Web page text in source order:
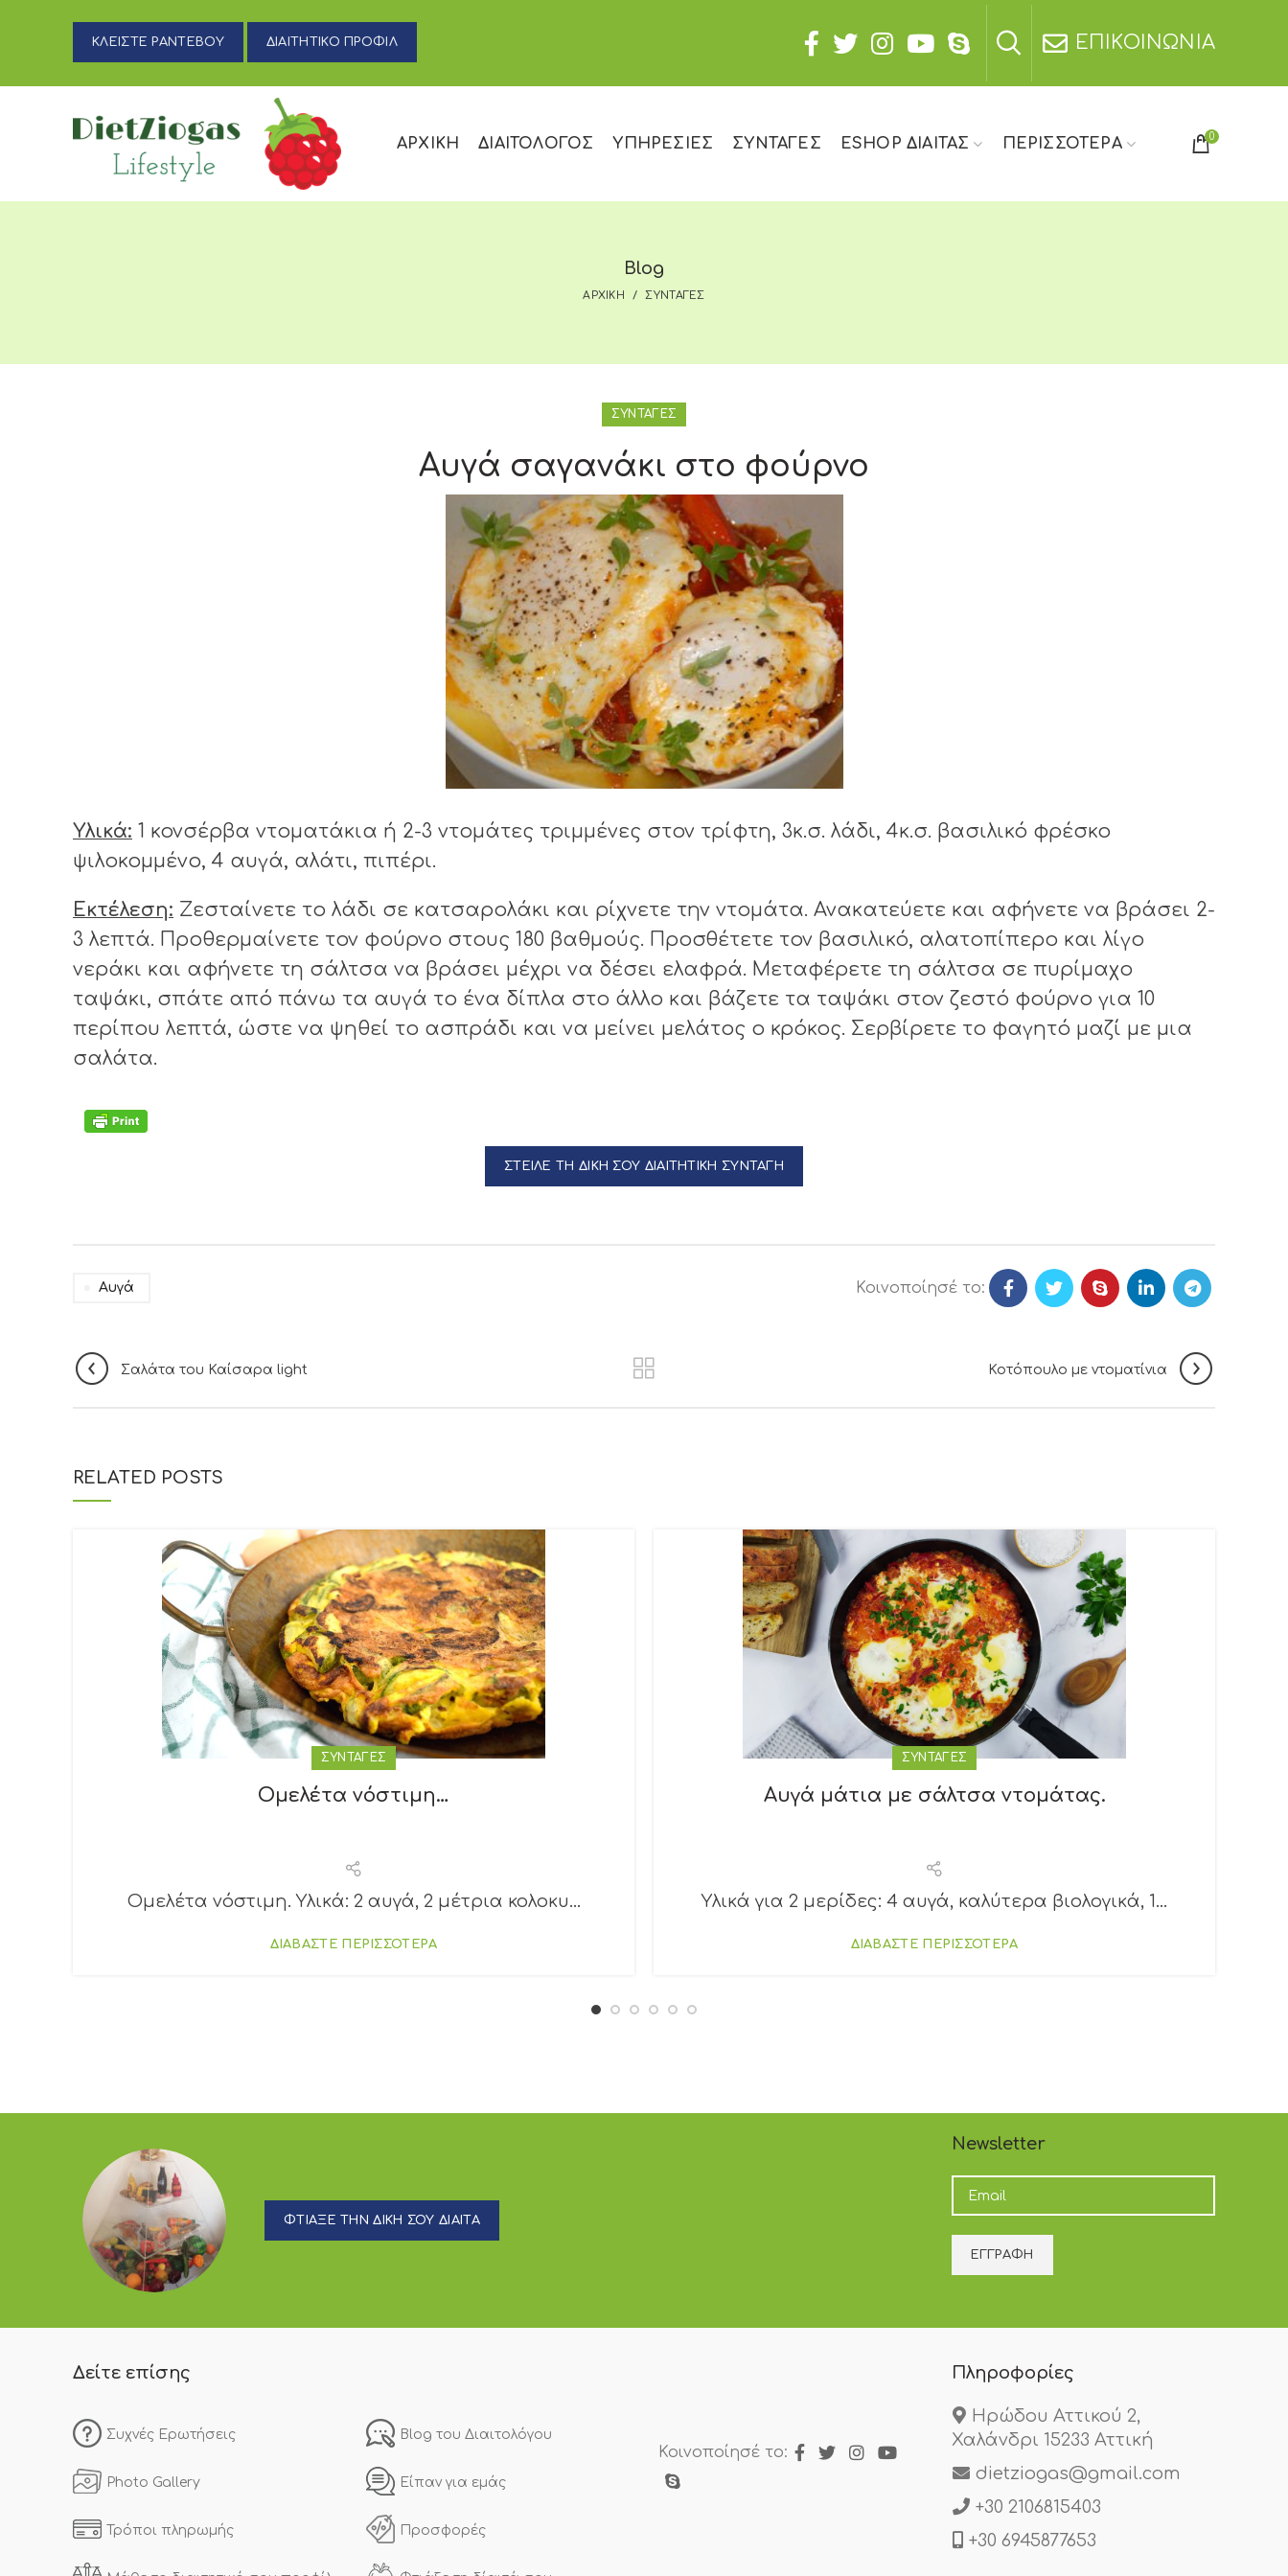
ΚΛΕΙΣΤΕ ΡΑΝΤΕΒΟΥ ΔΙΑΙΤΗΤΙΚΟ ΠΡΟΦΙΛ ΕΠΙΚΟΙΝΩΝΙΑ
ΑΡΧΙΚΗ ΔΙΑΙΤΟΛΟΓΟΣ ΥΠΗΡΕΣΙΕΣ ΣΥΝΤΑΓΕΣ ESHOP ΔΙΑΙΤΑΣ ΠΕΡΙΣΣΟΤΕΡΑ 0
Blog
ΑΡΧΙΚΗ ΣΥΝΤΑΓΕΣ
ΣΥΝΤΑΓΕΣ
Αυγά σαγανάκι στο φούρνο
Υλικά: 1 κονσέρβα ντοματάκια ή 2-3 ντομάτες τριμμένες στον τρίφτη, 3κ.σ. λάδι, 4κ.σ. βασιλικό φρέσκο
ψιλοκομμένο, 4 αυγά, αλάτι, πιπέρι.
Εκτέλεση: Ζεσταίνετε το λάδι σε κατσαρολάκι και ρίχνετε την ντομάτα. Ανακατεύετε και αφήνετε να βράσει 2-
3 λεπτά. Προθερμαίνετε τον φούρνο στους 180 βαθμούς. Προσθέτετε τον βασιλικό, αλατοπίπερο και λίγο
νεράκι και αφήνετε τη σάλτσα να βράσει μέχρι να δέσει ελαφρά. Μεταφέρετε τη σάλτσα σε πυρίμαχο
ταψάκι, σπάτε από πάνω τα αυγά το ένα δίπλα στο άλλο και βάζετε τα ταψάκι στον ζεστό φούρνο για 10
περίπου λεπτά, ώστε να ψηθεί το ασπράδι και να μείνει μελάτος ο κρόκος. Σερβίρετε το φαγητό μαζί με μια
σαλάτα.
ΣΤΕΙΛΕ ΤΗ ΔΙΚΗ ΣΟΥ ΔΙΑΙΤΗΤΙΚΗ ΣΥΝΤΑΓΗ
Αυγά Κοινοποίησέ το:
Σαλάτα του Καίσαρα light Κοτόπουλο με ντοματίνια
RELATED POSTS
ΣΥΝΤΑΓΕΣ
Ομελέτα νόστιμη…
Ομελέτα νόστιμη. Υλικά: 2 αυγά, 2 μέτρια κολοκυ...
ΔΙΑΒΑΣΤΕ ΠΕΡΙΣΣΟΤΕΡΑ
ΣΥΝΤΑΓΕΣ
Αυγά μάτια με σάλτσα ντομάτας.
Υλικά για 2 μερίδες: 4 αυγά, καλύτερα βιολογικά, 1...
ΔΙΑΒΑΣΤΕ ΠΕΡΙΣΣΟΤΕΡΑ
ΦΤΙΑΞΕ ΤΗΝ ΔΙΚΗ ΣΟΥ ΔΙΑΙΤΑ
Newsletter
Δείτε επίσης
Συχνές Ερωτήσεις
Photo Gallery
Τρόποι πληρωμής
Blog του Διαιτολόγου
Είπαν για εμάς
Προσφορές
Κοινοποίησέ το:
Πληροφορίες
Ηρώδου Αττικού 2,
Χαλάνδρι 15233 Αττική
dietziogas@gmail.com
+30 2106815403
+30 6945877653